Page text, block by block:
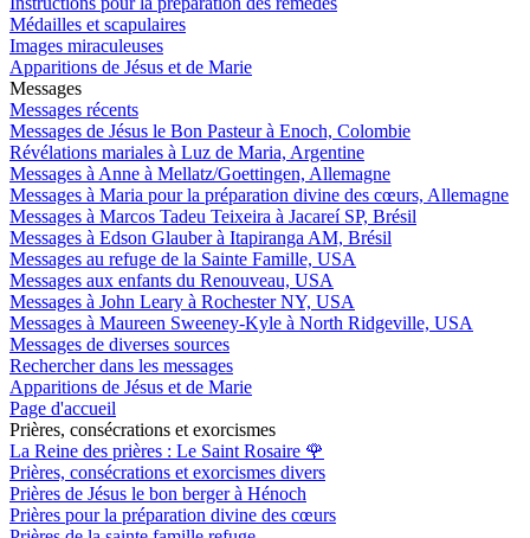
Médailles et scapulaires
Images miraculeuses
Apparitions de Jésus et de Marie
Messages
Messages récents
Messages de Jésus le Bon Pasteur à Enoch, Colombie
Révélations mariales à Luz de Maria, Argentine
Messages à Anne à Mellatz/Goettingen, Allemagne
Messages à Maria pour la préparation divine des cœurs, Allemagne
Messages à Marcos Tadeu Teixeira à Jacareí SP, Brésil
Messages à Edson Glauber à Itapiranga AM, Brésil
Messages au refuge de la Sainte Famille, USA
Messages aux enfants du Renouveau, USA
Messages à John Leary à Rochester NY, USA
Messages à Maureen Sweeney-Kyle à North Ridgeville, USA
Messages de diverses sources
Rechercher dans les messages
Apparitions de Jésus et de Marie
Page d'accueil
Prières, consécrations et exorcismes
La Reine des prières : Le Saint Rosaire 🌹
Prières, consécrations et exorcismes divers
Prières de Jésus le bon berger à Hénoch
Prières pour la préparation divine des cœurs